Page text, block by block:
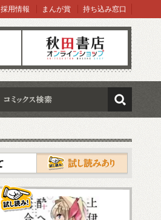
オンラインショップ
採用情報 まんが賞 持ち込み窓口
検索